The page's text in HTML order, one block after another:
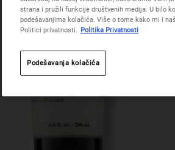
strana i pružili funkcije društvenih medija. U bilo
podešavanjima kolačića. Više o tome kako mi i
Politici privatnosti.
Politika Privatnosti
Podešavanja kolačića